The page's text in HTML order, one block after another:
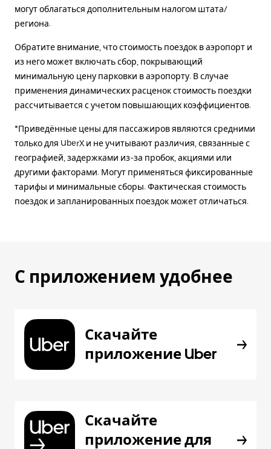
могут облагаться дополнительным налогом штата/
региона.
Обратите внимание, что стоимость поездок в аэропорт и
из него может включать сбор, покрывающий
минимальную цену парковки в аэропорту. В случае
применения динамических расценок стоимость поездки
рассчитывается с учетом повышающих коэффициентов.
*Приведённые цены для пассажиров являются средними
только для UberX и не учитывают различия, связанные с
географией, задержками из-за пробок, акциями или
другими факторами. Могут применяться фиксированные
тарифы и минимальные сборы. Фактическая стоимость
поездок и запланированных поездок может отличаться.
С приложением удобнее
Скачайте
приложение Uber
Скачайте
приложение для